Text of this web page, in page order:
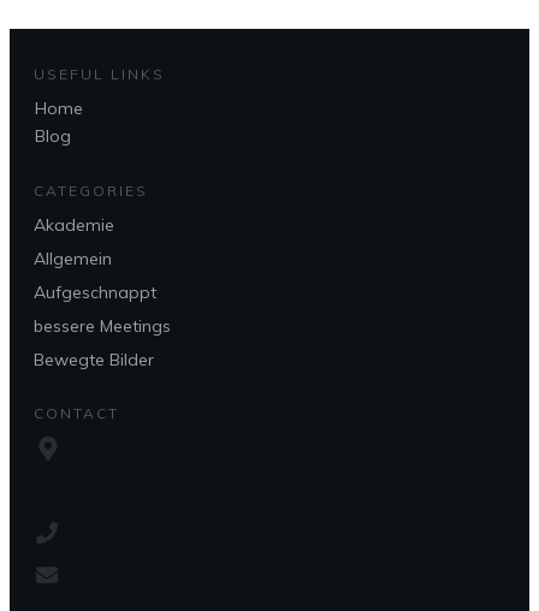
USEFUL LINKS
Home
Blog
CATEGORIES
Akademie
Allgemein
Aufgeschnappt
bessere Meetings
Bewegte Bilder
CONTACT